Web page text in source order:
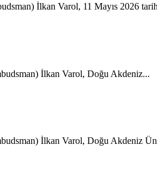
İlkan Varol, 11 Mayıs 2026
İlkan Varol, Doğu Akdeniz...
İlkan Varol, Doğu Akdeniz